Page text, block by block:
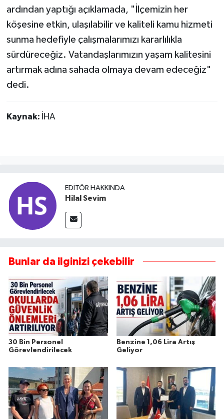
ardından yaptığı açıklamada, "İlçemizin her
köşesine etkin, ulaşılabilir ve kaliteli kamu hizmeti
sunma hedefiyle çalışmalarımızı kararlılıkla
sürdüreceğiz. Vatandaşlarımızın yaşam kalitesini
artırmak adına sahada olmaya devam edeceğiz"
dedi.
Kaynak: İHA
EDITÖR HAKKINDA
Hilal Sevim
Bunlar da ilginizi çekebilir
30 Bin Personel
Görevlendirilecek
Benzine 1,06 Lira Artış
Geliyor